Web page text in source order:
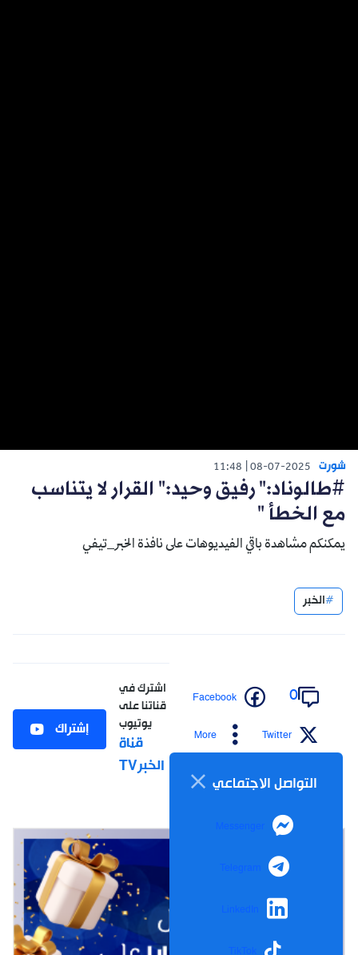
شورت 08-07-2025
11:48
#طالوناد:" رفيق وحيد:" القرار لا يتناسب
مع الخطأ "
يمكنكم مشاهدة باقي الفيديوهات على نافذة الخبر_تيفي
الخبر
0
Facebook
Twitter
More
التواصل الاجتماعي
Messenger
Telegram
LinkedIn
اشترك في
قناتنا على
يوتيوب
قناة
الخبرTV
إشتراك